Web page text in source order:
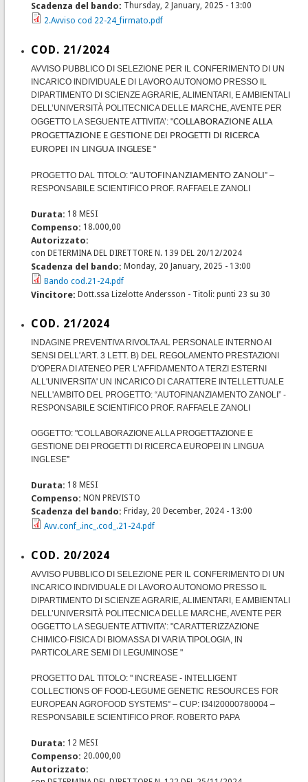
Scadenza del bando: Thursday, 2 January, 2025 - 13:00
2.Avviso cod 22-24_firmato.pdf
COD. 21/2024
AVVISO PUBBLICO DI SELEZIONE PER IL CONFERIMENTO DI UN
INCARICO INDIVIDUALE DI LAVORO AUTONOMO PRESSO IL
DIPARTIMENTO DI SCIENZE AGRARIE, ALIMENTARI, E AMBIENTALI
DELL’UNIVERSITÀ POLITECNICA DELLE MARCHE, AVENTE PER
OGGETTO LA SEGUENTE ATTIVITA’: "COLLABORAZIONE ALLA
PROGETTAZIONE E GESTIONE DEI PROGETTI DI RICERCA
EUROPEI IN LINGUA INGLESE "
PROGETTO DAL TITOLO: "AUTOFINANZIAMENTO ZANOLI” –
RESPONSABILE SCIENTIFICO PROF. RAFFAELE ZANOLI
Durata: 18 MESI
Compenso: 18.000,00
Autorizzato:
con DETERMINA DEL DIRETTORE N. 139 DEL 20/12/2024
Scadenza del bando:Monday, 20 January, 2025 - 13:00
Bando cod.21-24.pdf
Vincitore:Dott.ssa Lizelotte Andersson - Titoli: punti 23 su 30
COD. 21/2024
INDAGINE PREVENTIVA RIVOLTA AL PERSONALE INTERNO AI
SENSI DELL'ART. 3 LETT. B) DEL REGOLAMENTO PRESTAZIONI
D'OPERA DI ATENEO PER L'AFFIDAMENTO A TERZI ESTERNI
ALL'UNIVERSITA' UN INCARICO DI CARATTERE INTELLETTUALE
NELL'AMBITO DEL PROGETTO: “AUTOFINANZIAMENTO ZANOLI” -
RESPONSABILE SCIENTIFICO PROF. RAFFAELE ZANOLI
OGGETTO: "COLLABORAZIONE ALLA PROGETTAZIONE E
GESTIONE DEI PROGETTI DI RICERCA EUROPEI IN LINGUA
INGLESE”
Durata: 18 MESI
Compenso:NON PREVISTO
Scadenza del bando:Friday, 20 December, 2024 - 13:00
Avv.conf_.inc_.cod_.21-24.pdf
COD. 20/2024
AVVISO PUBBLICO DI SELEZIONE PER IL CONFERIMENTO DI UN
INCARICO INDIVIDUALE DI LAVORO AUTONOMO PRESSO IL
DIPARTIMENTO DI SCIENZE AGRARIE, ALIMENTARI, E AMBIENTALI
DELL’UNIVERSITÀ POLITECNICA DELLE MARCHE, AVENTE PER
OGGETTO LA SEGUENTE ATTIVITA’: "CARATTERIZZAZIONE
CHIMICO-FISICA DI BIOMASSA DI VARIA TIPOLOGIA, IN
PARTICOLARE SEMI DI LEGUMINOSE "
PROGETTO DAL TITOLO: " INCREASE - INTELLIGENT
COLLECTIONS OF FOOD-LEGUME GENETIC RESOURCES FOR
EUROPEAN AGROFOOD SYSTEMS” – CUP: I34I20000780004 –
RESPONSABILE SCIENTIFICO PROF. ROBERTO PAPA
Durata: 12 MESI
Compenso: 20.000,00
Autorizzato: